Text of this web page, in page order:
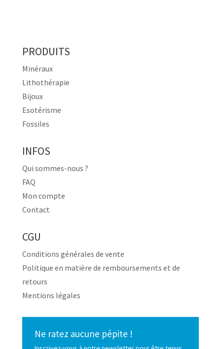
PRODUITS
Minéraux
Lithothérapie
Bijoux
Esotérisme
Fossiles
INFOS
Qui sommes-nous ?
FAQ
Mon compte
Contact
CGU
Conditions générales de vente
Politique en matière de remboursements et de
retours
Mentions légales
Ne ratez aucune pépite !